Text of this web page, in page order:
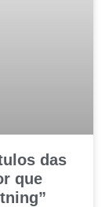
das
que